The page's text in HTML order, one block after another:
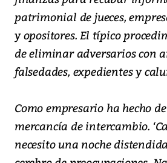
patrimonial de jueces,
y opositores. El típico
de eliminar adversarios con
falsedades, expedientes y
Como empresario ha hecho
mercancía de intercambio.
necesito una noche